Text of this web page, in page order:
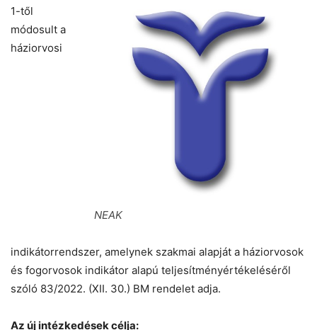
NEAK
1-től
módosult a
háziorvosi
indikátorrendszer, amelynek szakmai alapját a háziorvosok
és fogorvosok indikátor alapú teljesítményértékeléséről
szóló 83/2022. (XII. 30.) BM rendelet adja.
Az új intézkedések célja: